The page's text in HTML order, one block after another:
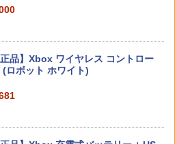
カービィのエアライダー BEE-P
トまでご利用可
ラアダプタ
中古 Blu-ray ブルーレイ
Switch 2(日本語・国内専用)
品】ディスクドライブ(CFI-ZDD1
正品】Xbox ワイヤレス コントロー
(ロボット ホワイト)